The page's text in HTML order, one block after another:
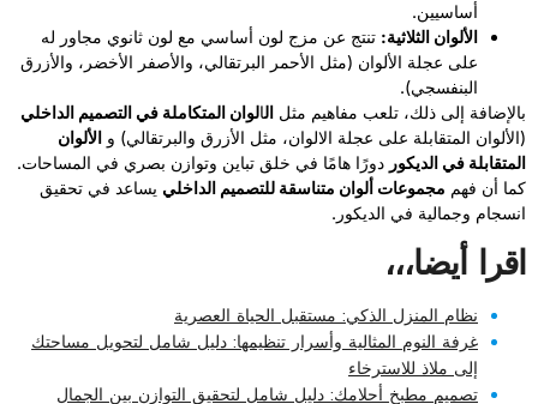
أساسيين.
الألوان الثلاثية: تنتج عن مزج لون أساسي مع لون ثانوي مجاور له
على عجلة الألوان (مثل الأحمر البرتقالي، والأصفر الأخضر، والأزرق
البنفسجي).
بالإضافة إلى ذلك، تلعب مفاهيم مثل الالوان المتكاملة في التصميم الداخلي
(الألوان المتقابلة على عجلة الالوان، مثل الأزرق والبرتقالي) و الألوان
المتقابلة في الديكور دورًا هامًا في خلق تباين وتوازن بصري في المساحات.
كما أن فهم مجموعات ألوان متناسقة للتصميم الداخلي يساعد في تحقيق
انسجام وجمالية في الديكور.
اقرا أيضا،،،
نظام المنزل الذكي: مستقبل الحياة العصرية
غرفة النوم المثالية وأسرار تنظيمها: دليل شامل لتحويل مساحتك
إلى ملاذ للاسترخاء
تصميم مطبخ أحلامك: دليل شامل لتحقيق التوازن بين الجمال